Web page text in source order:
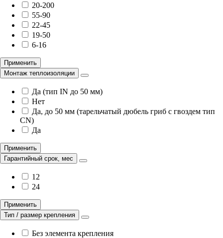
20-200
55-90
22-45
19-50
6-16
Применить
Монтаж теплоизоляции
Да (тип IN до 50 мм)
Нет
Да, до 50 мм (тарельчатый дюбель гриб с гвоздем тип
CN)
Да
Применить
Гарантийный срок, мес
12
24
Применить
Тип / размер крепления
Без элемента крепления